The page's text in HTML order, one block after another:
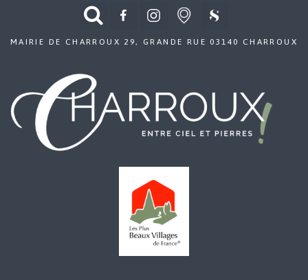
MAIRIE DE CHARROUX 29, GRANDE RUE 03140 CHARROUX